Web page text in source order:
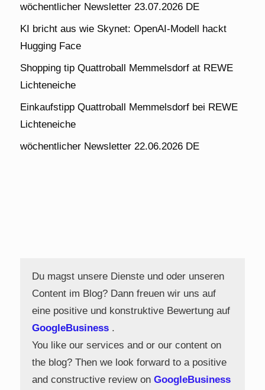
wöchentlicher Newsletter 23.07.2026 DE
KI bricht aus wie Skynet: OpenAI-Modell hackt
Hugging Face
Shopping tip Quattroball Memmelsdorf at REWE
Lichteneiche
Einkaufstipp Quattroball Memmelsdorf bei REWE
Lichteneiche
wöchentlicher Newsletter 22.06.2026 DE
Du magst unsere Dienste und oder unseren
Content im Blog? Dann freuen wir uns auf
eine positive und konstruktive Bewertung auf
GoogleBusiness .
You like our services and or our content on
the blog? Then we look forward to a positive
and constructive review on GoogleBusiness